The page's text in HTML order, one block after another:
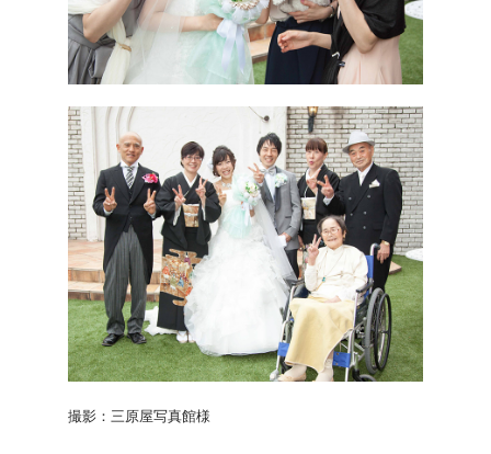
撮影：三原屋写真館様